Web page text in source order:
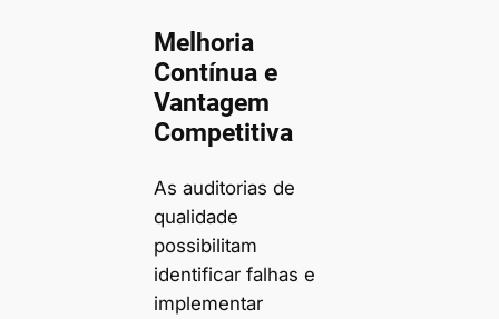
Melhoria
Contínua e
Vantagem
Competitiva
As auditorias de
qualidade
possibilitam
identificar falhas e
implementar